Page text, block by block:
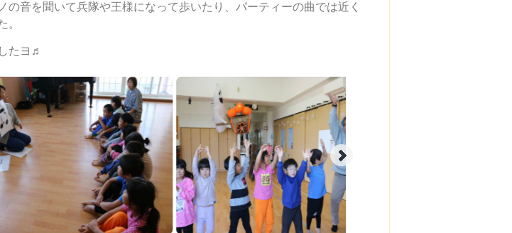
音を聞いて兵隊や王様になって歩いたり、パーティーの曲では近く
。
たヨ♬